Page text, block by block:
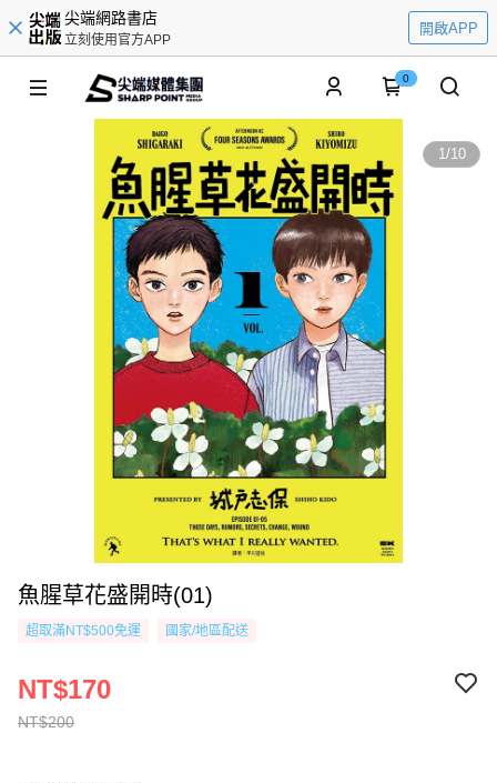
尖端網路書店
立刻使用官方APP
開啟APP
0
1/10
魚腥草花盛開時(01)
超取滿NT$500免運 國家/地區配送
NT$200
NT$170